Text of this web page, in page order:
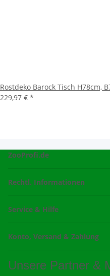
Rostdeko Barock Tisch H78cm,
229,97 € *
ZooProfi.de
Rechtl. Informationen
Service & Hilfe
Konto, Versand & Zahlung
Unsere Partner &